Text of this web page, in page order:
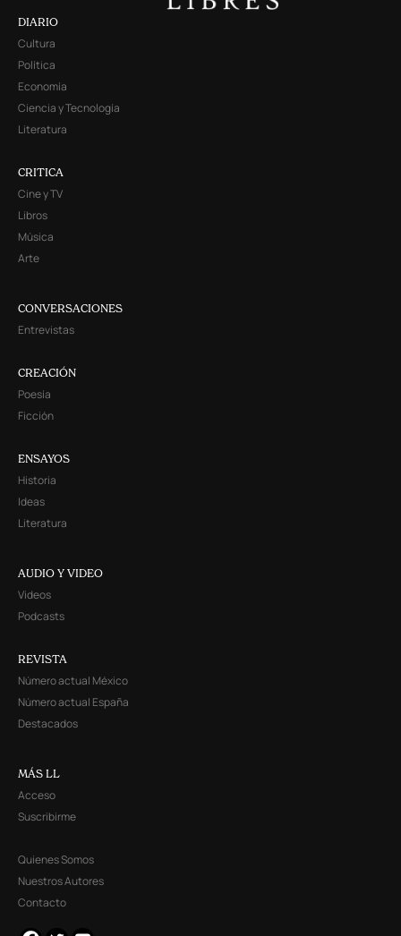
DIARIO
Cultura
Política
Economía
Ciencia y Tecnología
Literatura
CRITICA
Cine y TV
Libros
Música
Arte
CONVERSACIONES
Entrevistas
CREACIÓN
Poesía
Ficción
ENSAYOS
Historia
Ideas
Literatura
AUDIO Y VIDEO
Videos
Podcasts
REVISTA
Número actual México
Número actual España
Destacados
MÁS LL
Acceso
Suscribirme
Quienes Somos
Nuestros Autores
Contacto